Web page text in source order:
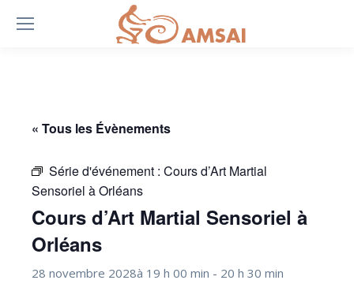
« Tous les Évènements
Série d'événement : Cours d’Art Martial
Sensoriel à Orléans
Cours d’Art Martial Sensoriel à
Orléans
28 novembre 2028à 19 h 00 min - 20 h 30 min